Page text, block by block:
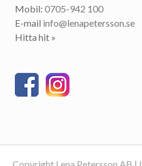
Mobil: 0705-942 100
E-mail info@lenapetersson.se
Hitta hit »